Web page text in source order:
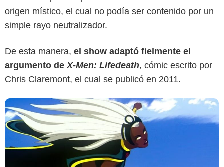
origen místico, el cual no podía ser contenido por un
simple rayo neutralizador.
De esta manera, el show adaptó fielmente el
argumento de X-Men: Lifedeath, cómic escrito por
Chris Claremont, el cual se publicó en 2011.